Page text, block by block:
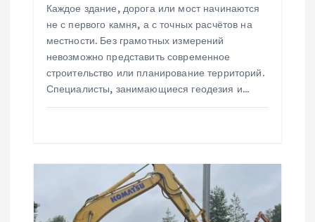
Каждое здание, дорога или мост начинаются
не с первого камня, а с точных расчётов на
местности. Без грамотных измерений
невозможно представить современное
строительство или планирование территорий.
Специалисты, занимающиеся геодезия и…